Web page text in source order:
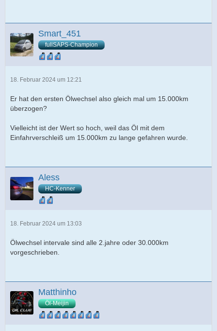
Smart_451
fullSAPS-Champion
18. Februar 2024 um 12:21
Er hat den ersten Ölwechsel also gleich mal um 15.000km
überzogen?
Vielleicht ist der Wert so hoch, weil das Öl mit dem
Einfahrverschleiß um 15.000km zu lange gefahren wurde.
Aless
HC-Kenner
18. Februar 2024 um 13:03
Ölwechsel intervale sind alle 2.jahre oder 30.000km
vorgeschrieben.
Matthinho
Öl-Meijin